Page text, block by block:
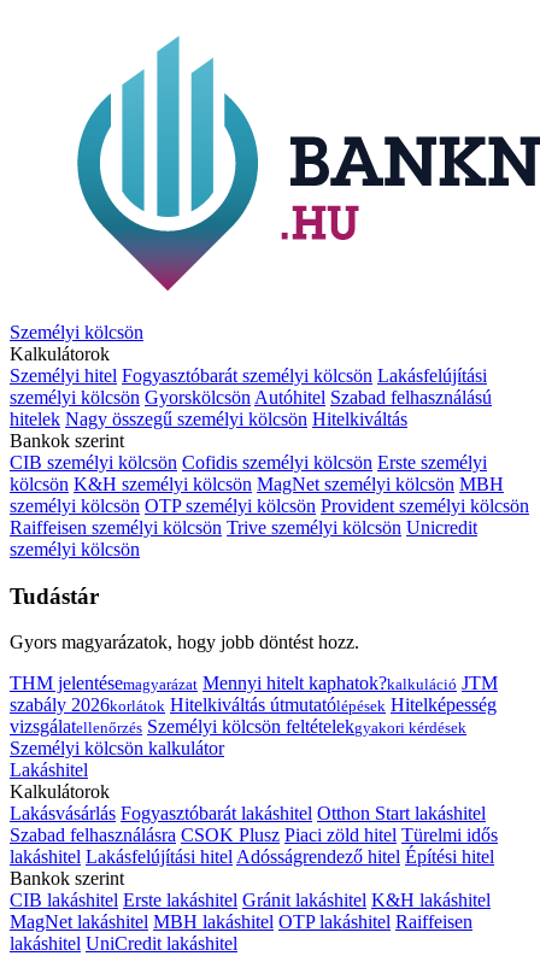
Személyi kölcsön
Kalkulátorok
Személyi hitel Fogyasztóbarát személyi kölcsön Lakásfelújítási
személyi kölcsön Gyorskölcsön Autóhitel Szabad felhasználású
hitelek Nagy összegű személyi kölcsön Hitelkiváltás
Bankok szerint
CIB személyi kölcsön Cofidis személyi kölcsön Erste személyi
kölcsön K&H személyi kölcsön MagNet személyi kölcsön MBH
személyi kölcsön OTP személyi kölcsön Provident személyi kölcsön
Raiffeisen személyi kölcsön Trive személyi kölcsön Unicredit
személyi kölcsön
Tudástár
Gyors magyarázatok, hogy jobb döntést hozz.
THM jelentésemagyarázat Mennyi hitelt kaphatok?kalkuláció JTM
szabály 2026korlátok Hitelkiváltás útmutatólépések Hitelképesség
vizsgálatellenőrzés Személyi kölcsön feltételekgyakori kérdések
Személyi kölcsön kalkulátor
Lakáshitel
Kalkulátorok
Lakásvásárlás Fogyasztóbarát lakáshitel Otthon Start lakáshitel
Szabad felhasználásra CSOK Plusz Piaci zöld hitel Türelmi idős
lakáshitel Lakásfelújítási hitelAdósságrendező hitel Építési hitel
Bankok szerint
CIB lakáshitel Erste lakáshitel Gránit lakáshitel K&H lakáshitel
MagNet lakáshitel MBH lakáshitel OTP lakáshitel Raiffeisen
lakáshitel UniCredit lakáshitel